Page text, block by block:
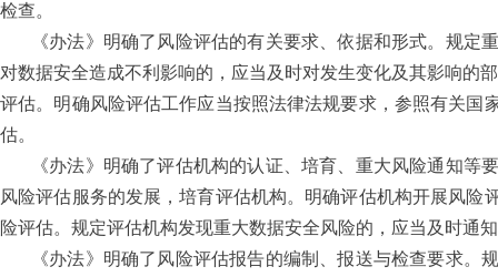
检查。
《办法》明确了风险评估的有关要求、依据和形式。规
对数据安全造成不利影响的，应当及时对发生变化及其影响的
评估。明确风险评估工作应当按照法律法规要求，参照有关
估。
《办法》明确了评估机构的认证、培育、重大风险通知
风险评估服务的发展，培育评估机构。明确评估机构开展风
险评估。规定评估机构发现重大数据安全风险的，应当及时通
《办法》明确了风险评估报告的编制、报送与检查要求